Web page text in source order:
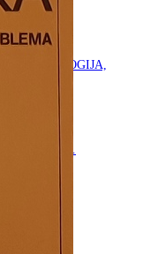
PSIHOLOGIJA,
PRAVOPISI…